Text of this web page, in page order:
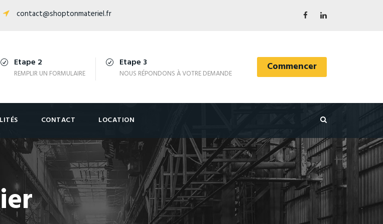
contact@shoptonmateriel.fr
Etape 2
REMPLIR UN FORMULAIRE
Etape 3
NOUS RÉPONDONS À VOTRE DEMANDE Commencer
CONTACT LOCATION